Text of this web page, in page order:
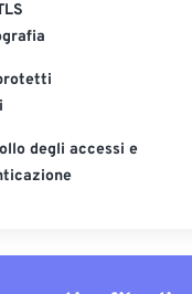
degli accessi e